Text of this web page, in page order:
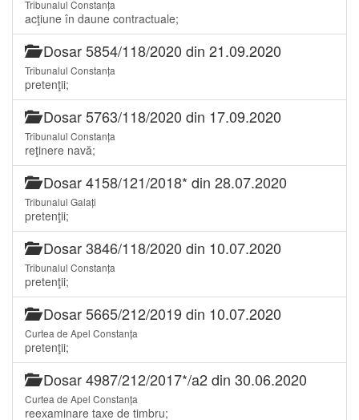
Tribunalul Constanța
acţiune în daune contractuale;
Dosar 5854/118/2020 din 21.09.2020
Tribunalul Constanța
pretenţii;
Dosar 5763/118/2020 din 17.09.2020
Tribunalul Constanța
reţinere navă;
Dosar 4158/121/2018* din 28.07.2020
Tribunalul Galați
pretenţii;
Dosar 3846/118/2020 din 10.07.2020
Tribunalul Constanța
pretenţii;
Dosar 5665/212/2019 din 10.07.2020
Curtea de Apel Constanța
pretenţii;
Dosar 4987/212/2017*/a2 din 30.06.2020
Curtea de Apel Constanța
reexaminare taxe de timbru;